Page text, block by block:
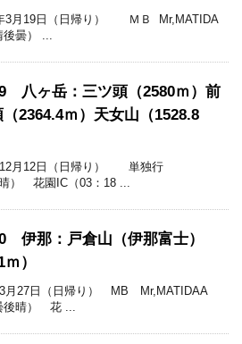
3月19日（日帰り） ＭＢ Mr,MATIDA
曇） ...
八ヶ岳：三ツ頭（2580ｍ）前
（2364.4ｍ）天女山（1528.8
12月12日（日帰り） 単独行
） 花園IC（03：18 ...
伊那：戸倉山（伊那富士）
ｍ）
月27日（日帰り） MB Mr,MATIDAA
後晴） 花 ...